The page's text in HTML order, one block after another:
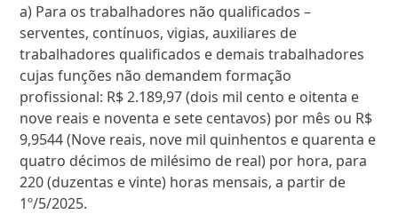
a) Para os trabalhadores não qualificados –
serventes, contínuos, vigias, auxiliares de
trabalhadores qualificados e demais trabalhadores
cujas funções não demandem formação
profissional: R$ 2.189,97 (dois mil cento e oitenta e
nove reais e noventa e sete centavos) por mês ou R$
9,9544 (Nove reais, nove mil quinhentos e quarenta e
quatro décimos de milésimo de real) por hora, para
220 (duzentas e vinte) horas mensais, a partir de
1º/5/2025.